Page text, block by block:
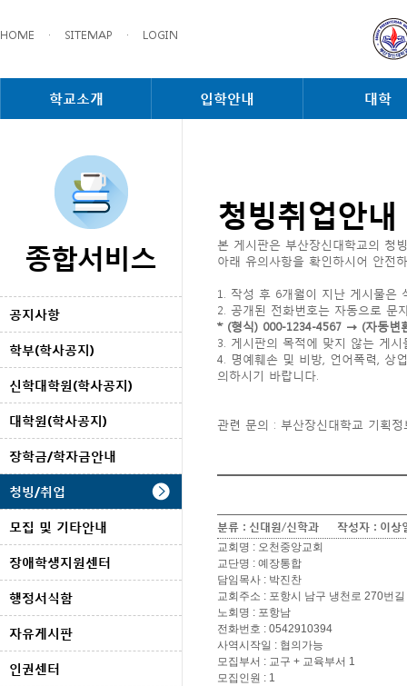
HOME · SITEMAP · LOGIN
학교소개 입학안내 대학
종합서비스
공지사항
학부(학사공지)
신학대학원(학사공지)
대학원(학사공지)
장학금/학자금안내
청빙/취업
모집 및 기타안내
장애학생지원센터
행정서식함
자유게시판
인권센터
청빙취업안내
본 게시판은 부산장신대학교의 청
아래 유의사항을 확인하시어 안전
1. 작성 후 6개월이 지난 게시물은
2. 공개된 전화번호는 자동으로 문
* (형식) 000-1234-4567 → (자동변
3. 게시판의 목적에 맞지 않는 게
4. 명예훼손 및 비방, 언어폭력, 상
의하시기 바랍니다.
관련 문의 : 부산장신대학교 기획
분류 : 신대원/신학과 작성자 : 이상
교회명 : 오천중앙교회
교단명 : 예장통합
담임목사 : 박진찬
교회주소 : 포항시 남구 냉천로 270번
노회명 : 포항남
전화번호 : 0542910394
사역시작일 : 협의가능
모집부서 : 교구 + 교육부서 1
모집인원 : 1